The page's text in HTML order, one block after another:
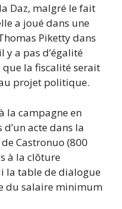
Daz, malgré le fait
a joué dans une
Piketty dans
y a pas d’égalité
que la fiscalité serait
projet politique.
la campagne en
acte dans la
Castronuo (800
à la clôture
la table de dialogue
du salaire minimum